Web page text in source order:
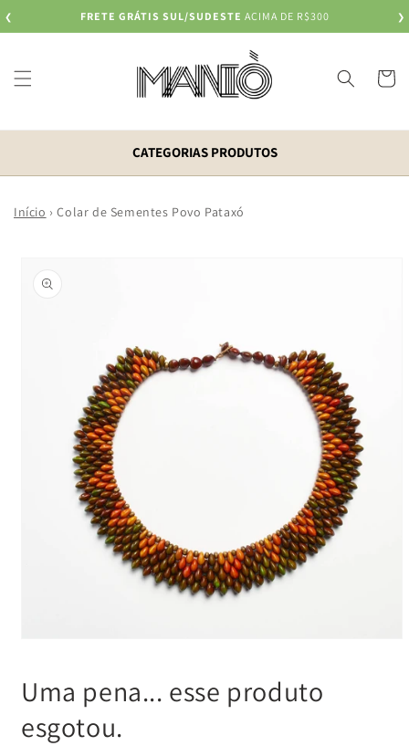
conteúdo
❮ FRETE GRÁTIS SUL/SUDESTE ACIMA DE R$300 ❯
CATEGORIAS PRODUTOS
Início › Colar de Sementes Povo Pataxó
informações
Uma pena... esse produto
esgotou.